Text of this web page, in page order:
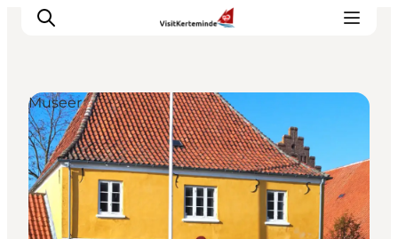
Oplevelser
Aktiviteter
Spis godt
Sov godt
Museer